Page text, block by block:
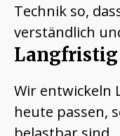
Technik so,
verständlich
Wir entwickeln
heute passen,